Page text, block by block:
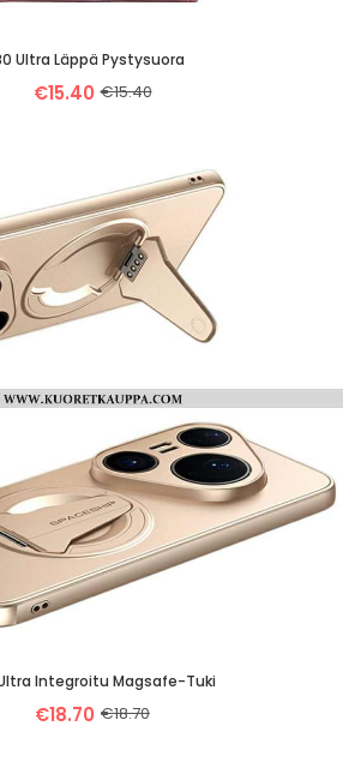
Ultra Läppä Pystysuora
€15.40 €15.40
Integroitu Magsafe-Tuki
€18.70 €18.70